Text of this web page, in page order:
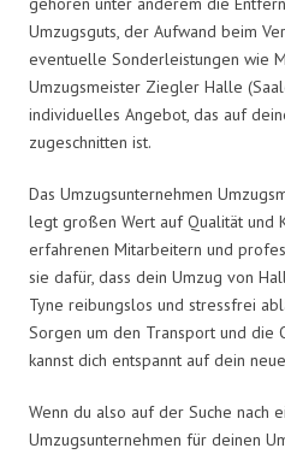
Umzugsguts, der Aufwand beim
eventuelle Sonderleistungen wie
Umzugsmeister Ziegler Halle
individuelles Angebot, das auf
zugeschnitten ist.
Das Umzugsunternehmen
legt großen Wert auf Qualität und
erfahrenen Mitarbeitern und
sie dafür, dass dein Umzug von
Tyne reibungslos und stressfrei
Sorgen um den Transport und die
kannst dich entspannt auf dein
Wenn du also auf der Suche nach
Umzugsunternehmen für deinen